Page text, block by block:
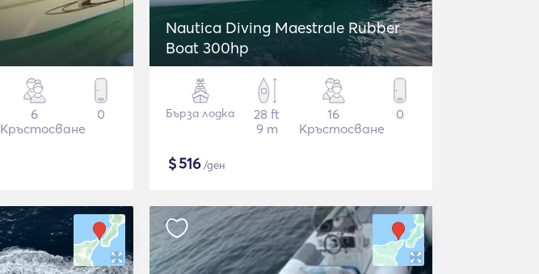
6
Кръстосване
0
Nautica Diving Maestrale Rubber
Boat 300hp
Бърза лодка
28 ft
9 m
16
Кръстосване
0
$516/ден